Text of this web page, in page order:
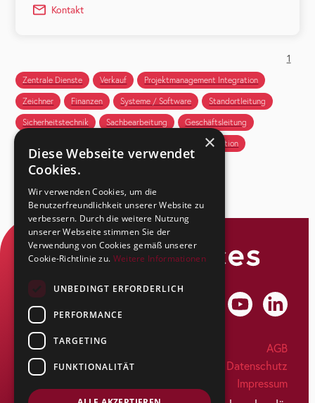
Kontakt
1
Zentrale Dienste Verkauf
Projektmanagement Integration
Zeichner
Finanzen Systeme / Software
Standortleitung
Sicherheitstechnik
Sachbearbeitung
Geschäftsleitung
Produktion
SecuSuisse AG
Kapfstrasse 44
CH-8608 Bubikon
Tel: +41 55 263 17 77
AGB
Datenschutz
Impressum
×
Diese Webseite verwendet
Cookies.
Wir verwenden Cookies, um die
Benutzerfreundlichkeit unserer Website zu
verbessern. Durch die weitere Nutzung
unserer Webseite stimmen Sie der
Verwendung von Cookies gemäß unserer
Cookie-Richtlinie zu. Weitere Informationen
UNBEDINGT ERFORDERLICH
PERFORMANCE
TARGETING
FUNKTIONALITÄT